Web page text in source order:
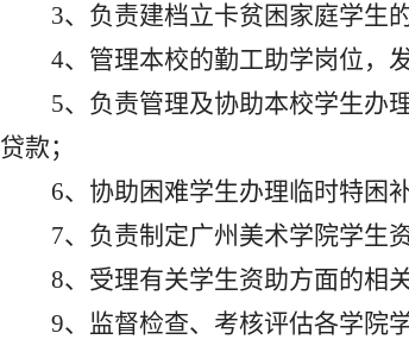
3、负责建档立卡贫困家庭学生
4、管理本校的勤工助学岗位，
5、负责管理及协助本校学生办
贷款；
6、协助困难学生办理临时特困
7、负责制定广州美术学院学生
8、受理有关学生资助方面的相
9、监督检查、考核评估各学院